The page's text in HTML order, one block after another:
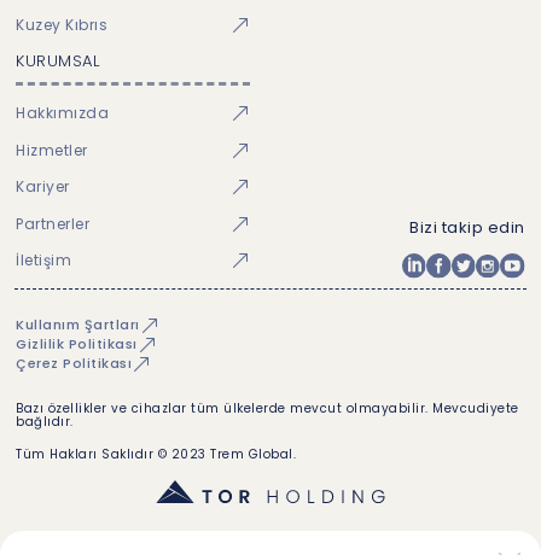
Kuzey Kıbrıs
KURUMSAL
Hakkımızda
Hizmetler
Kariyer
Partnerler
İletişim
Bizi takip edin
Kullanım Şartları
Gizlilik Politikası
Çerez Politikası
Bazı özellikler ve cihazlar tüm ülkelerde mevcut olmayabilir. Mevcudiyete
bağlıdır.
Tüm Hakları Saklıdır © 2023 Trem Global.